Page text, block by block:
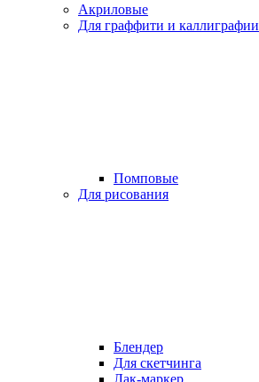
Акриловые
Для граффити и каллиграфии
Помповые
Для рисования
Блендер
Для скетчинга
Лак-маркер